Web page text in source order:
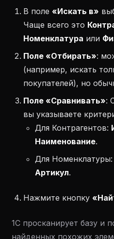
В поле «Искать в»
Чаще всего это
Номенклатура или
Поле «Отбирать»:
(например, искать
покупателей), но
Поле «Сравнивать»:
вы указываете
Для Контрагентов:
Наименование.
Для Номенклатуры:
Артикул.
Нажмите кнопку
1С просканирует базу и
найденных похожих